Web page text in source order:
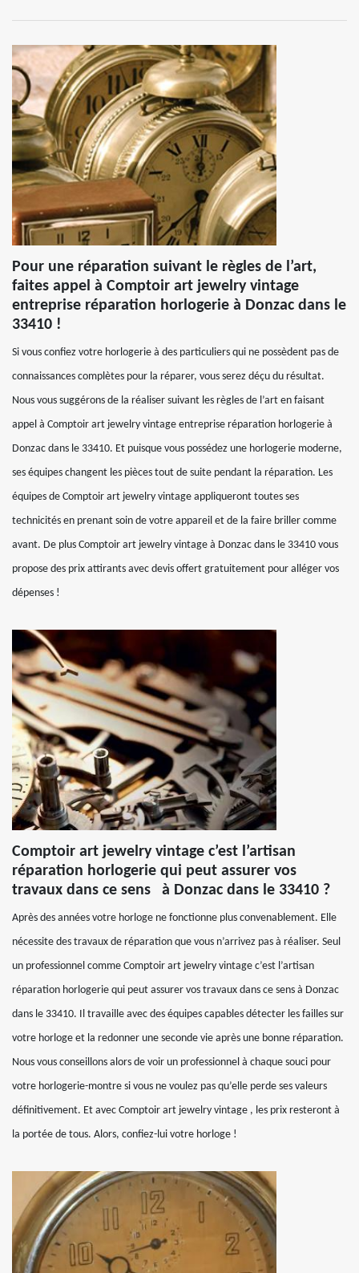
Pour une réparation suivant le règles de l’art,
faites appel à Comptoir art jewelry vintage
entreprise réparation horlogerie à Donzac dans le
33410 !
Si vous confiez votre horlogerie à des particuliers qui ne possèdent pas de
connaissances complètes pour la réparer, vous serez déçu du résultat.
Nous vous suggérons de la réaliser suivant les règles de l’art en faisant
appel à Comptoir art jewelry vintage entreprise réparation horlogerie à
Donzac dans le 33410. Et puisque vous possédez une horlogerie moderne,
ses équipes changent les pièces tout de suite pendant la réparation. Les
équipes de Comptoir art jewelry vintage appliqueront toutes ses
technicités en prenant soin de votre appareil et de la faire briller comme
avant. De plus Comptoir art jewelry vintage à Donzac dans le 33410 vous
propose des prix attirants avec devis offert gratuitement pour alléger vos
dépenses !
Comptoir art jewelry vintage c’est l’artisan
réparation horlogerie qui peut assurer vos
travaux dans ce sens à Donzac dans le 33410 ?
Après des années votre horloge ne fonctionne plus convenablement. Elle
nécessite des travaux de réparation que vous n’arrivez pas à réaliser. Seul
un professionnel comme Comptoir art jewelry vintage c’est l’artisan
réparation horlogerie qui peut assurer vos travaux dans ce sens à Donzac
dans le 33410. Il travaille avec des équipes capables détecter les failles sur
votre horloge et la redonner une seconde vie après une bonne réparation.
Nous vous conseillons alors de voir un professionnel à chaque souci pour
votre horlogerie-montre si vous ne voulez pas qu’elle perde ses valeurs
définitivement. Et avec Comptoir art jewelry vintage , les prix resteront à
la portée de tous. Alors, confiez-lui votre horloge !